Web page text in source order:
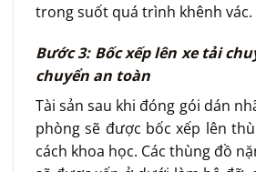
trong suốt quá trình khênh vác.
Bước 3: Bốc xếp lên xe tải
chuyển an toàn
Tài sản sau khi đóng gói dán
phòng sẽ được bốc xếp lên
cách khoa học. Các thùng đồ